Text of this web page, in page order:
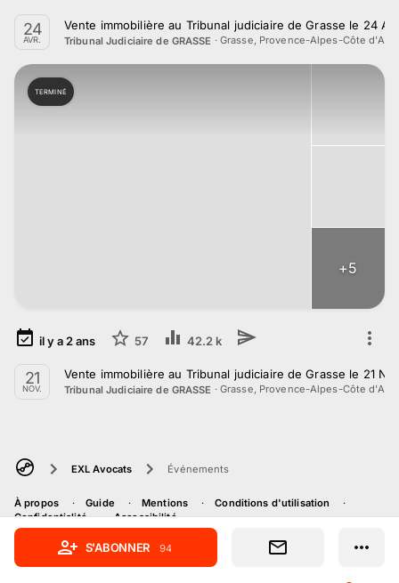
24
AVR.
Vente immobilière au Tribunal judiciaire de Grasse le 24
Tribunal Judiciaire de GRASSE · Grasse, Provence-Alpes-Côte
TERMINÉ
+5
il y a 2ans 57 42.2 k
21
NOV.
Vente immobilière au Tribunal judiciaire de Grasse le 21
Tribunal Judiciaire de GRASSE · Grasse, Provence-Alpes-Côte
EXL Avocats Événements
À propos Guide Mentions
Conditions d'utilisation
Confidentialité
Accessibilité
S'ABONNER 94